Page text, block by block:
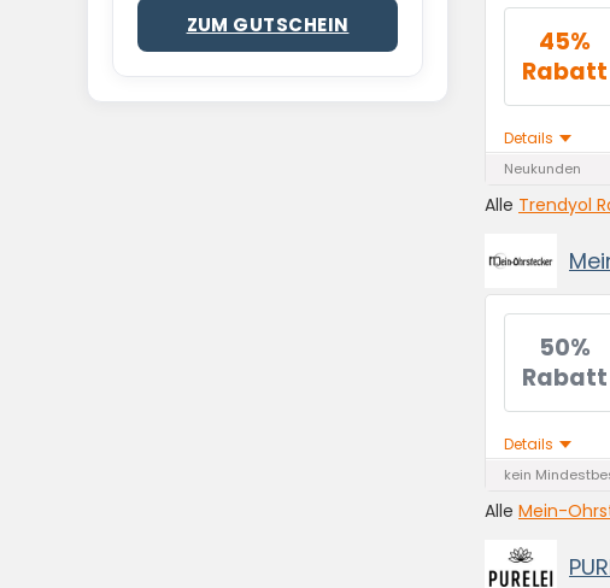
45%
Rabatt
Details
Neukunden
Alle Trendyol
50%
Rabatt
Details
kein
Alle Mein-
ZUM GUTSCHEIN